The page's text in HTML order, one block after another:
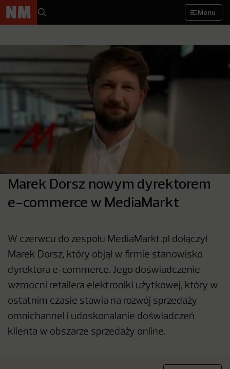
Menu
Marek Dorsz nowym dyrektorem
e-commerce w MediaMarkt
W czerwcu do zespołu MediaMarkt.pl dołączył
Marek Dorsz, który objął w firmie stanowisko
dyrektora e-commerce. Jego doświadczenie
wzmocni retailera elektroniki użytkowej, który w
ostatnim czasie stawia na rozwój sprzedaży
omnichannel i udoskonalanie doświadczeń
klienta w obszarze sprzedaży online.